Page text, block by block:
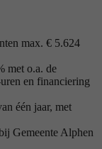
max. € 5.624
met o.a. de
en financiering
één jaar, met
Gemeente Alphen